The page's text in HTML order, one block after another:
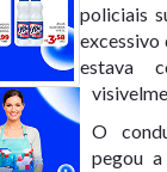
policiais
excessivo
estava
O
pegou